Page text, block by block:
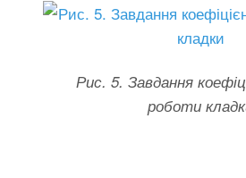
Рис. 5. Завдання
роботи